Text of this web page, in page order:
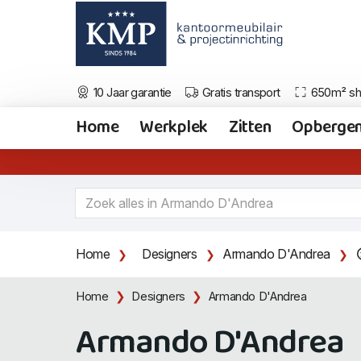
10 Jaar garantie Gratis transport 650m²
Home Werkplek Zitten
Home Designers Armando D'Andrea
Home Designers Armando D'Andrea
Armando D'Andrea